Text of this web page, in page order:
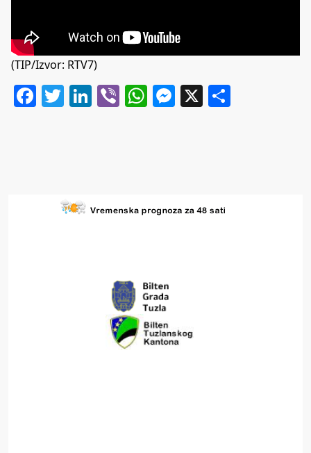
(TIP/Izvor: RTV7)
Facebook
Twitter
LinkedIn
ViberWhatsApp
Messenger
X